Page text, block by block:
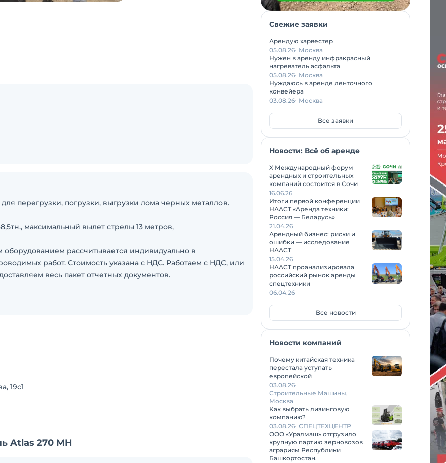
перегрузки, погрузки, выгрузки лома черных металлов.
максимальный вылет стрелы 13 метров,
рассчитывается индивидуально в
работ. Стоимость указана с НДС. Работаем с НДС, или
весь пакет отчетных документов.
шайба
19с1
Atlas 270 MH
Свежие заявки
Арендую харвестер
05.08.26 Москва
Нужен в аренду инфракрасный
нагреватель асфальта
05.08.26 Москва
Нуждаюсь в аренде ленточного
конвейера
03.08.26 Москва
Все заявки
Новости: Всё об аренде
X Международный форум
арендных и строительных
компаний состоится в Сочи
16.06.26
Итоги первой конференции
НААСТ «Аренда техники:
Россия — Беларусь»
21.04.26
Арендный бизнес: риски и
ошибки — исследование
НААСТ
15.04.26
НААСТ проанализировала
российский рынок аренды
спецтехники
06.04.26
Все новости
Новости компаний
Почему китайская техника
перестала уступать
европейской
03.08.26
Строительные Машины,
Москва
Как выбрать лизинговую
компанию?
03.08.26 СПЕЦТЕХЦЕНТР
ООО «Уралмаш» отгрузило
крупную партию зерновозов
аграриям Республики
Башкортостан.